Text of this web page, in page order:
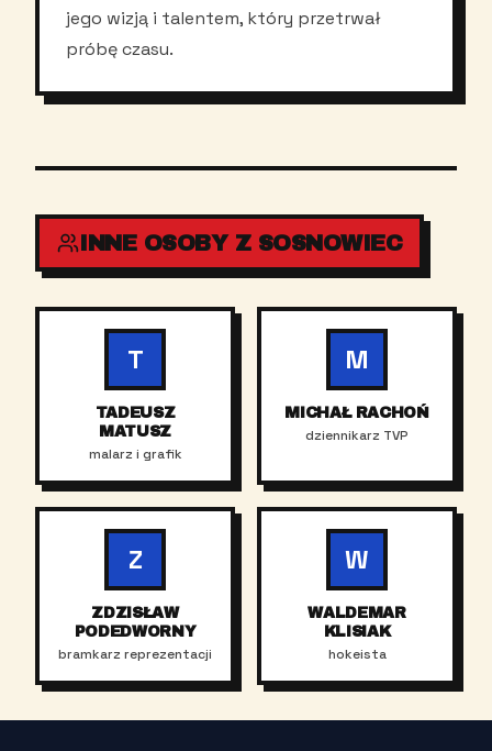
jego wizją i talentem, który przetrwał
próbę czasu.
INNE OSOBY Z SOSNOWIEC
T
TADEUSZ
MATUSZ
malarz i grafik
M
MICHAŁ RACHOŃ
dziennikarz TVP
Z
ZDZISŁAW
PODEDWORNY
bramkarz reprezentacji
W
WALDEMAR
KLISIAK
hokeista